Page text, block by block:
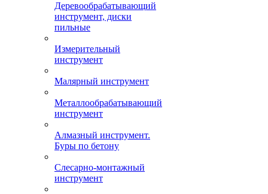
Деревообрабатывающий
инструмент, диски
пильные
Измерительный
инструмент
Малярный инструмент
Металлообрабатывающий
инструмент
Алмазный инструмент.
Буры по бетону
Слесарно-монтажный
инструмент